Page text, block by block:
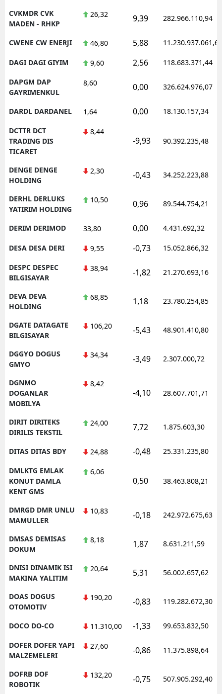
CVKMDR CVK
MADEN - RHKP
26,32 9,39 282.966.110,94
CWENE CW ENERJI 46,80 5,88 11.230.937.061,62
DAGI DAGI GIYIM 9,60 2,56 118.683.371,44
DAPGM DAP
GAYRIMENKUL
8,60 0,00 326.624.976,07
DARDL DARDANEL 1,64 0,00 18.130.157,34
DCTTR DCT
TRADING DIS
TICARET
8,44
-9,93 90.392.235,48
DENGE DENGE
HOLDING
2,30 -0,43 34.252.223,88
DERHL DERLUKS
YATIRIM HOLDING
10,50 0,96 89.544.754,21
DERIM DERIMOD 33,80 0,00 4.431.692,32
DESA DESA DERI 9,55 -0,73 15.052.866,32
DESPC DESPEC
BILGISAYAR
38,94 -1,82 21.270.693,16
DEVA DEVA
HOLDING
68,85 1,18 23.780.254,85
DGATE DATAGATE
BILGISAYAR
106,20 -5,43 48.901.410,80
DGGYO DOGUS
GMYO
34,34 -3,49 2.307.000,72
DGNMO
DOGANLAR
MOBILYA
8,42
-4,10 28.607.701,71
DIRIT DIRITEKS
DIRILIS TEKSTIL
24,00 7,72 1.875.603,30
DITAS DITAS BDY 24,88 -0,48 25.331.235,80
DMLKTG EMLAK
KONUT DAMLA
KENT GMS
6,06
0,50 38.463.808,21
DMRGD DMR UNLU
MAMULLER
10,83 -0,18 242.972.675,63
DMSAS DEMISAS
DOKUM
8,18 1,87 8.631.211,59
DNISI DINAMIK ISI
MAKINA YALITIM
20,64 5,31 56.002.657,62
DOAS DOGUS
OTOMOTIV
190,20 -0,83 119.282.672,30
DOCO DO-CO 11.310,00 -1,33 99.653.832,50
DOFER DOFER YAPI
MALZEMELERI
27,60 -0,86 11.375.898,64
DOFRB DOF
ROBOTIK
132,20 -0,75 507.905.292,40